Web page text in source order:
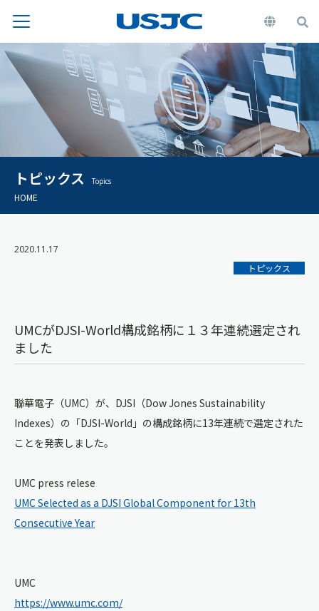
トピックス Topics
HOME
2020.11.17
トピックス
UMCがDJSI-World構成銘柄に１３年連続選定され
ました
聯華電子（UMC）が、DJSI（Dow Jones Sustainability
Indexes）の「DJSI-World」の構成銘柄に13年連続で選定された
ことを発表しました。
UMC press relese
UMC Selected as a DJSI Global Component for 13th
Consecutive Year
UMC
https://www.umc.com/